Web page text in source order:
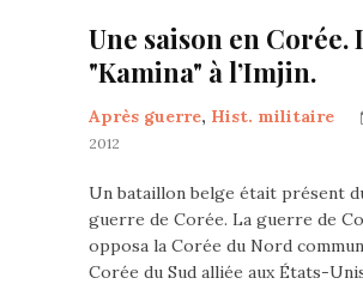
Une saison en Corée.
"Kamina" à l’Imjin.
Après guerre, Hist. militaire
2012
Un bataillon belge était présent
guerre de Corée. La guerre de
opposa la Corée du Nord
Corée du Sud alliée aux États-